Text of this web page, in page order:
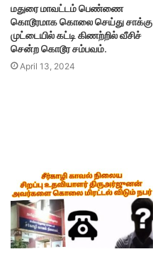
மதுரை மாவட்டம் பெண்ணை
கொடூரமாக கொலை செய்து சாக்கு
முட்டையில் கட்டி கிணற்றில் வீசிச்
சென்ற கொடூர சம்பவம்.
April 13, 2024